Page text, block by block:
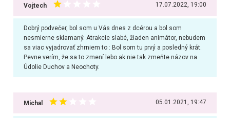
Vojtech 17.07.2022, 19:00
Dobrý podvečer, bol som u Vás dnes z dcérou a bol som
nesmierne sklamaný. Atrakcie slabé, žiaden animátor, nebudem
sa viac vyjadrovať zhrniem to : Bol som tu prvý a posledný krát.
Pevne verím, že sa to zmení lebo ak nie tak zmeňte názov na
Údolie Duchov a Neochoty.
Michal 05.01.2021, 19:47